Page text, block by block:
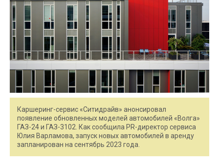
Каршеринг-сервис «Ситидрайв» анонсировал
появление обновленных моделей автомобилей «Волга»
ГАЗ-24 и ГАЗ-3102. Как сообщила PR-директор сервиса
Юлия Варламова, запуск новых автомобилей в аренду
запланирован на сентябрь 2023 года.